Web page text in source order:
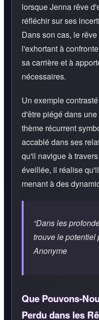
lorsque Jenna rêve
réfléchir sur ses
Dans son cas, le
l'exhortant à
sa carrière et à
nécessaires.
Un exemple
d'être piégé dans
thème récurrent
accablé dans ses
qu'il navigue à
éveillée, il réalise
menant à des
“Dans les
trouve le
Anonyme
Que Pouvons-
Perdu dans les